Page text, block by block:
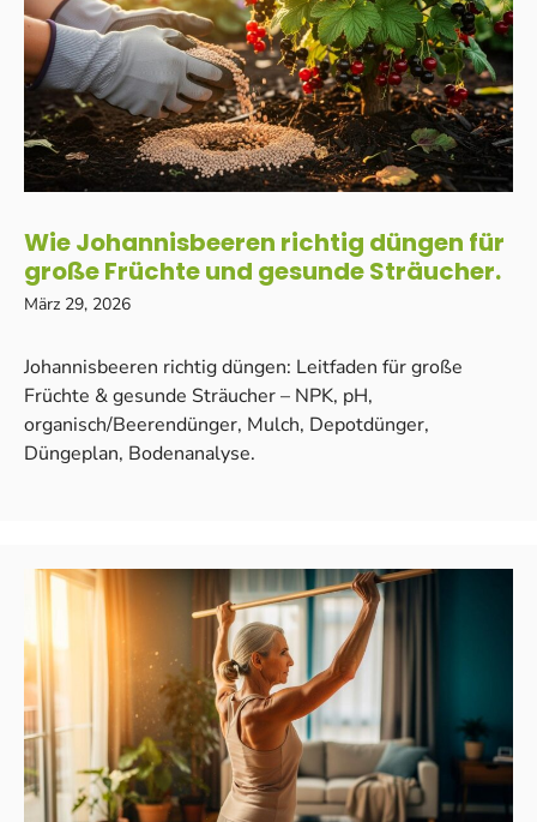
Wie Johannisbeeren richtig düngen für
große Früchte und gesunde Sträucher.
März 29, 2026
Johannisbeeren richtig düngen: Leitfaden für große
Früchte & gesunde Sträucher – NPK, pH,
organisch/Beerendünger, Mulch, Depotdünger,
Düngeplan, Bodenanalyse.